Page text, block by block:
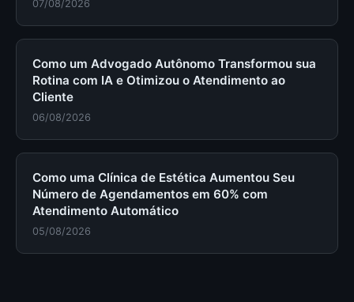
07/08/2026
Como um Advogado Autônomo Transformou sua
Rotina com IA e Otimizou o Atendimento ao
Cliente
06/08/2026
Como uma Clínica de Estética Aumentou Seu
Número de Agendamentos em 60% com
Atendimento Automático
05/08/2026